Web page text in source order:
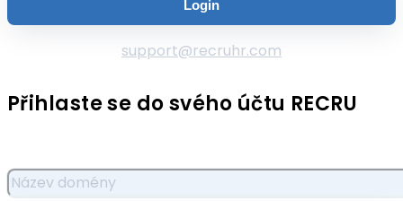
support@recruhr.com
Přihlaste se do svého účtu RECRU